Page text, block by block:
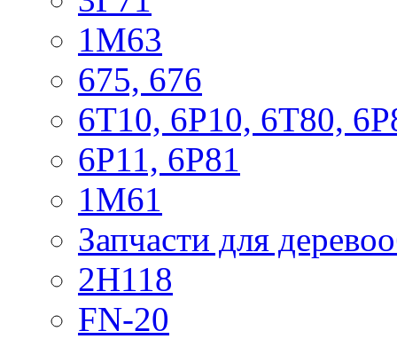
1М63
675, 676
6Т10, 6Р10, 6Т80,
6Р11, 6Р81
1М61
Запчасти для
2Н118
FN-20